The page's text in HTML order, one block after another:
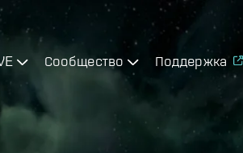
Сообщество Поддержка